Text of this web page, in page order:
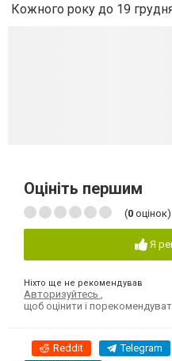
Кожного року до 19 грудня
Оцініть першим
(0 оцінок)
Я
Ніхто ще не рекомендував
Авторизуйтесь ,
щоб оцінити і
Reddit Telegram